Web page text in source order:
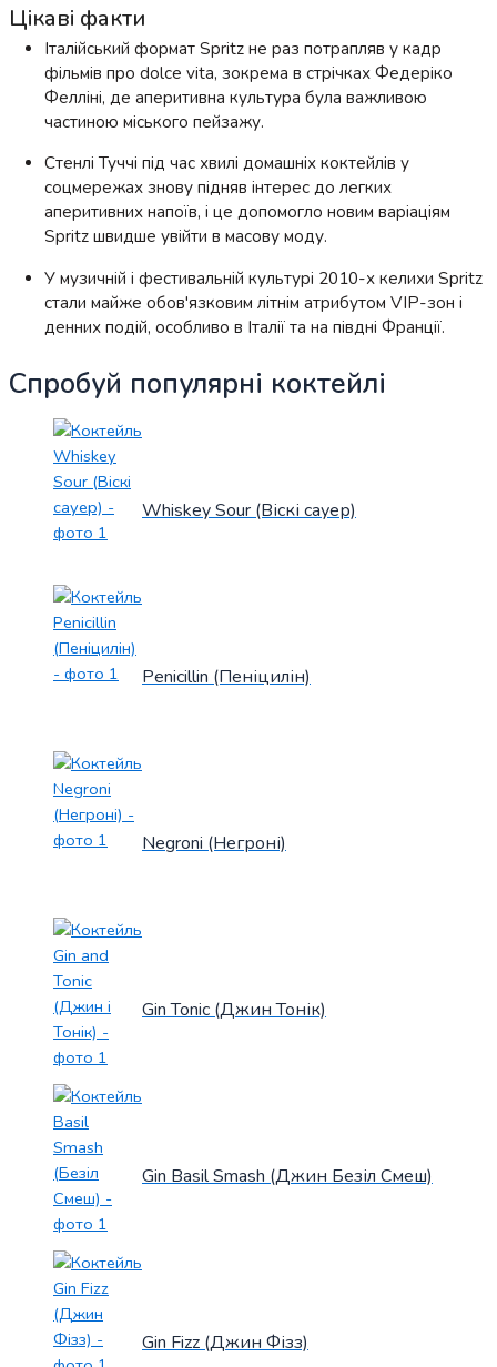
Цікаві факти
Італійський формат Spritz не раз потрапляв у кадр
фільмів про dolce vita, зокрема в стрічках Федеріко
Фелліні, де аперитивна культура була важливою
частиною міського пейзажу.
Стенлі Туччі під час хвилі домашніх коктейлів у
соцмережах знову підняв інтерес до легких
аперитивних напоїв, і це допомогло новим варіаціям
Spritz швидше увійти в масову моду.
У музичній і фестивальній культурі 2010-х келихи Spritz
стали майже обов'язковим літнім атрибутом VIP-зон і
денних подій, особливо в Італії та на півдні Франції.
Спробуй популярні коктейлі
Whiskey Sour (Віскі сауер)
Penicillin (Пеніцилін)
Negroni (Негроні)
Gin Tonic (Джин Тонік)
Gin Basil Smash (Джин Безіл Смеш)
Gin Fizz (Джин Фізз)